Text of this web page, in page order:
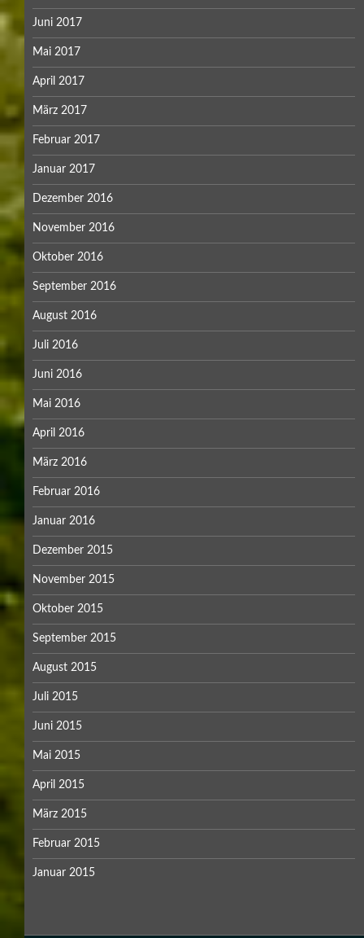
Juni 2017
Mai 2017
April 2017
März 2017
Februar 2017
Januar 2017
Dezember 2016
November 2016
Oktober 2016
September 2016
August 2016
Juli 2016
Juni 2016
Mai 2016
April 2016
März 2016
Februar 2016
Januar 2016
Dezember 2015
November 2015
Oktober 2015
September 2015
August 2015
Juli 2015
Juni 2015
Mai 2015
April 2015
März 2015
Februar 2015
Januar 2015